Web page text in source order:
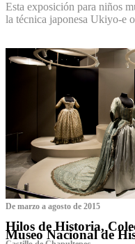
Esta exposición para niños
la técnica japonesa Ukiyo-e
De marzo a agosto de 2015
Hilos de Historia,
Museo Nacional de